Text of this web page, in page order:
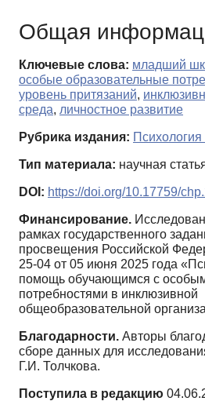
Общая
Ключевые слова: младший
особые образовательные
уровень притязаний,
среда, личностное развитие
Рубрика издания:
Тип материала: научная
DOI: https://doi.org/10.17759/
Финансирование.
рамках государственного
просвещения Российской
25-04 от 05 июня 2025 года
помощь обучающимся с
потребностями в инклюзивной
общеобразовательной
Благодарности. Авторы
сборе данных для
Г.И. Толчкова.
Поступила в редакцию